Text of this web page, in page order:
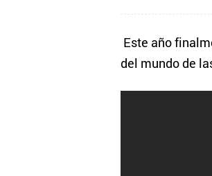
Este año
del mundo de